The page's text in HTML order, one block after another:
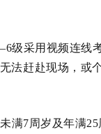
级采用视频连线
法赶赴现场，或
满7周岁及年满